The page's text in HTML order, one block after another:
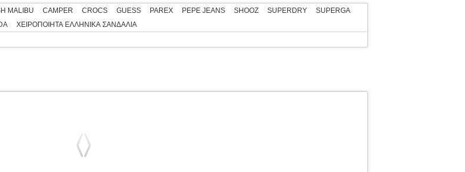
ΠΤΛ 27.90 €
MONO 8.37 €
MALIBU CAMPER CROCS GUESS PAREX PEPE JEANS SHOOZ SUPERDRY
SUPERGA
ΧΕΙΡΟΠΟΙΗΤΑ ΕΛΛΗΝΙΚΑ ΣΑΝΔΑΛΙΑ